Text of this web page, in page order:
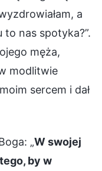
a
nas spotyka?”.
męża,
modlitwie
sercem i dał
„W swojej
by w